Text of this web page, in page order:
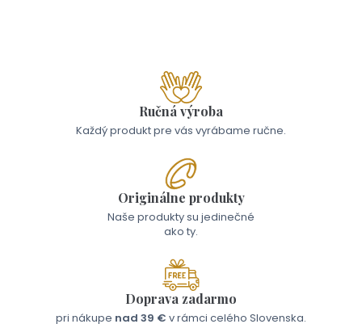
Ručná výroba
Každý produkt pre vás vyrábame ručne.
Originálne produkty
Naše produkty su jedinečné
ako ty.
Doprava zadarmo
pri nákupe nad 39 € v rámci celého Slovenska.